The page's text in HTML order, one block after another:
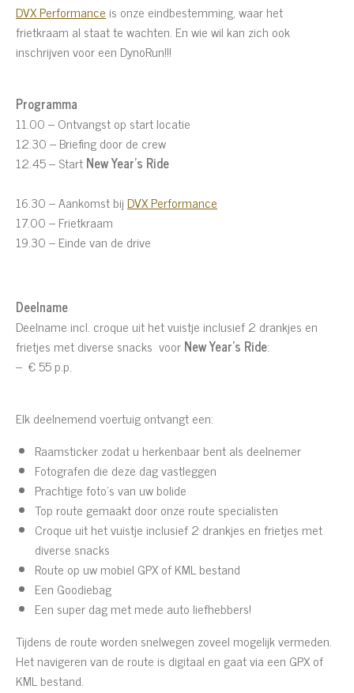
DVX Performance is onze eindbestemming, waar het
frietkraam al staat te wachten. En wie wil kan zich ook
inschrijven voor een DynoRun!!!
Programma
11.00 – Ontvangst op start locatie
12.30 – Briefing door de crew
12.45 – StartNew Year's Ride
16.30 – Aankomst bijDVX Performance
17.00 – Frietkraam
19.30 – Einde van de drive
Deelname
Deelname incl. croque uit het vuistje inclusief 2 drankjes en
frietjes met diverse snacks voorNew Year's Ride:
– € 55 p.p.
Elk deelnemend voertuig ontvangt een:
Raamsticker zodat u herkenbaar bent als deelnemer
Fotografen die deze dag vastleggen
Prachtige foto’s van uw bolide
Top route gemaakt door onze route specialisten
Croque uit het vuistje inclusief 2 drankjes en frietjes met
diverse snacks
Route op uw mobiel GPX of KML bestand
Een Goodiebag
Een super dag met mede auto liefhebbers!
Tijdens de route worden snelwegen zoveel mogelijk vermeden.
Het navigeren van de route is digitaal en gaat via een GPX of
KML bestand.